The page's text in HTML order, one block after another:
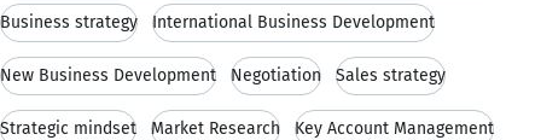
Business strategy International Business Development
New Business Development Negotiation Sales strategy
Strategic mindset Market Research Key Account Management